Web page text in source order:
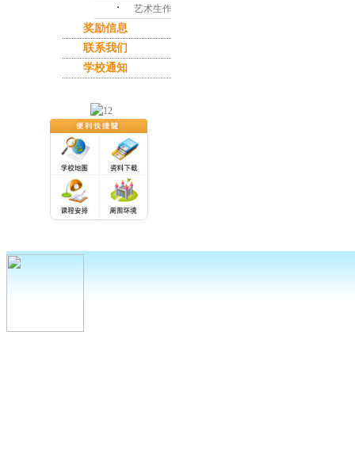
･ 艺术生作品集
奖励信息
联系我们
学校通知